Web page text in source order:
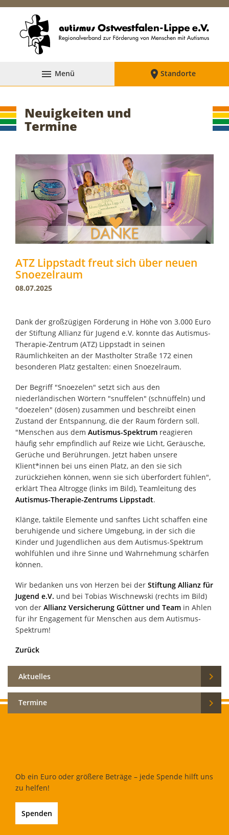
 Menü  Standorte
Neuigkeiten und
Termine
ATZ Lippstadt freut sich über neuen
Snoezelraum
08.07.2025
Dank der großzügigen Förderung in Höhe von 3.000 Euro
der Stiftung Allianz für Jugend e.V. konnte das Autismus-
Therapie-Zentrum (ATZ) Lippstadt in seinen
Räumlichkeiten an der Mastholter Straße 172 einen
besonderen Platz gestalten: einen Snoezelraum.
Der Begriff "Snoezelen" setzt sich aus den
niederländischen Wörtern "snuffelen" (schnüffeln) und
"doezelen" (dösen) zusammen und beschreibt einen
Zustand der Entspannung, die der Raum fördern soll.
"Menschen aus dem Autismus-Spektrum reagieren
häufig sehr empfindlich auf Reize wie Licht, Geräusche,
Gerüche und Berührungen. Jetzt haben unsere
Klient*innen bei uns einen Platz, an den sie sich
zurückziehen können, wenn sie sich überfordert fühlen",
erklärt Thea Altrogge (links im Bild), Teamleitung des
Autismus-Therapie-Zentrums Lippstadt.
Klänge, taktile Elemente und sanftes Licht schaffen eine
beruhigende und sichere Umgebung, in der sich die
Kinder und Jugendlichen aus dem Autismus-Spektrum
wohlfühlen und ihre Sinne und Wahrnehmung schärfen
können.
Wir bedanken uns von Herzen bei der Stiftung Allianz für
Jugend e.V. und bei Tobias Wischnewski (rechts im Bild)
von der Allianz Versicherung Güttner und Team in Ahlen
für ihr Engagement für Menschen aus dem Autismus-
Spektrum!
Zurück
Aktuelles 
Termine 
Ob ein Euro oder größere Beträge – jede Spende hilft uns
zu helfen!
Spenden